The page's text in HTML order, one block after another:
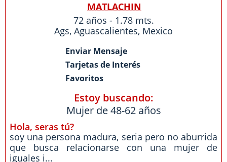
MATLACHIN
72 años - 1.78 mts.
Ags, Aguascalientes, Mexico
Enviar Mensaje
Tarjetas de Interés
Favoritos
Estoy buscando:
Mujer de 48-62 años
Hola, seras tú?
soy una persona madura, seria pero no aburrida
que busca relacionarse con una mujer de
iguales i...